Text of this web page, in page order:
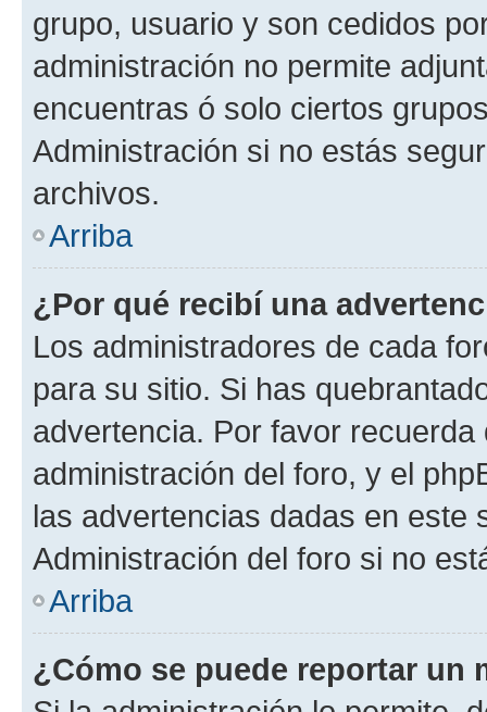
grupo, usuario y son cedidos
administración no permite
encuentras ó solo ciertos
Administración si no estás
archivos.
Arriba
¿Por qué recibí una
Los administradores de cada
para su sitio. Si has
advertencia. Por favor
administración del foro, y el
las advertencias dadas en este
Administración del foro si no
Arriba
¿Cómo se puede reportar un